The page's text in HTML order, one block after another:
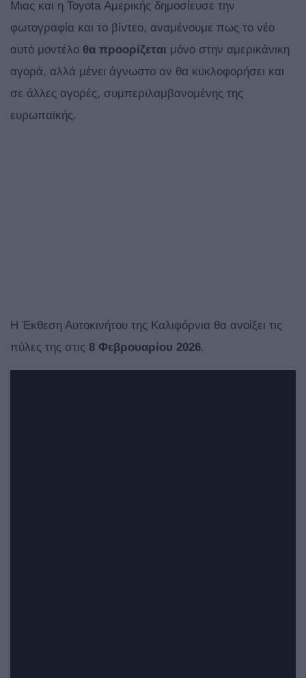
Μιας και η Toyota Αμερικής δημοσίευσε την
φωτογραφία και το βίντεο, αναμένουμε πως το νέο
αυτό μοντέλο θα προορίζεται μόνο στην αμερικάνικη
αγορά, αλλά μένει άγνωστο αν θα κυκλοφορήσει και
σε άλλες αγορές, συμπεριλαμβανομένης της
ευρωπαϊκής.
Η Έκθεση Αυτοκινήτου της Καλιφόρνια θα ανοίξει τις
πύλες της στις 8 Φεβρουαρίου 2026.